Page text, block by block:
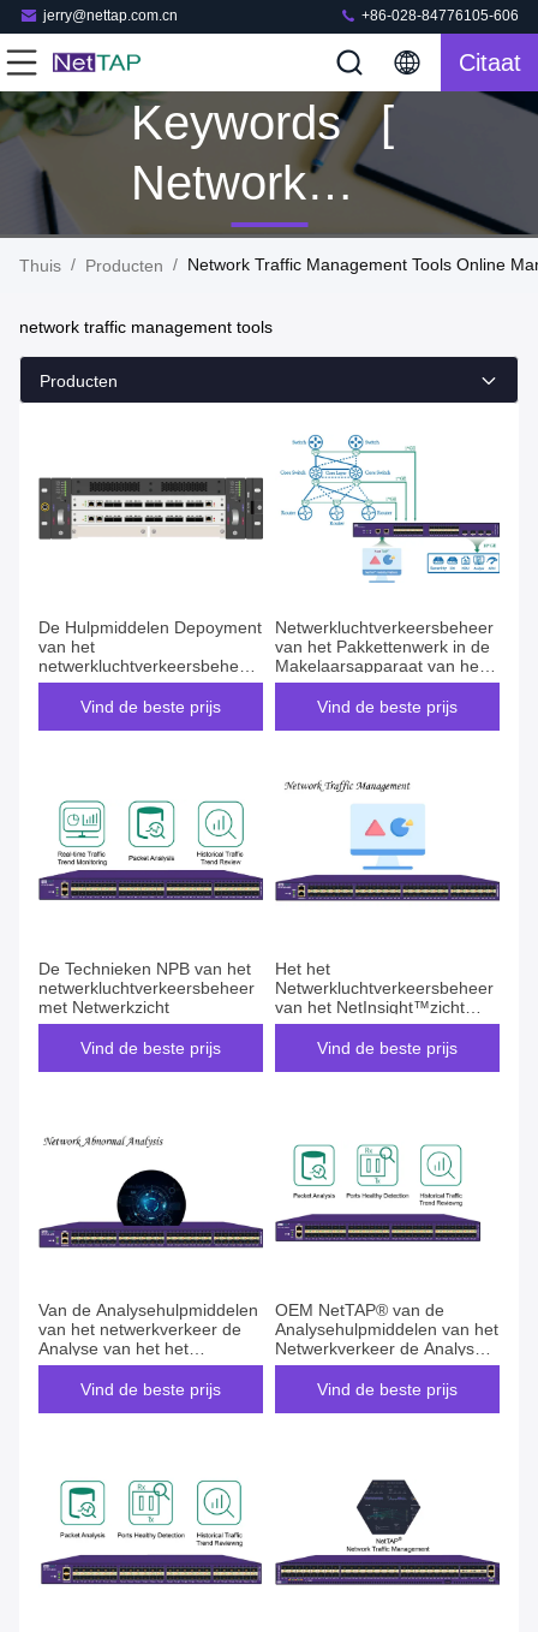
jerry@nettap.com.cn +86-028-84776105-606
Citaat
Keywords [
Network
Traffic
Tools ]
Producten
Thuis / Producten / Network Traffic Management Tools Online
network traffic management tools
Producten
De Hulpmiddelen Depoyment
van het
netwerkluchtverkeersbeheer
en de Toepassing voor
Netwerkit Opertation
Vind de beste prijs
Netwerkluchtverkeersbeheer
van het Pakkettenwerk in de
Makelaarsapparaat van het
Netwerkpakket
Vind de beste prijs
De Technieken NPB van het
netwerkluchtverkeersbeheer
met Netwerkzicht
Vind de beste prijs
Het het
Netwerkluchtverkeersbeheer
van het NetInsight™zicht
optimaliseert uw Sterker
NetwerkVind de beste prijs
Van de Analysehulpmiddelen
van het netwerkverkeer de
Analyse van het het
Pakketverkeer voor Netto
Abnormale Analyse
Vind de beste prijs
OEM NetTAP® van de
Analysehulpmiddelen van het
Netwerkverkeer de Analyse
van het het Pakketverkeer
van BigData Analytics
Vind de beste prijs